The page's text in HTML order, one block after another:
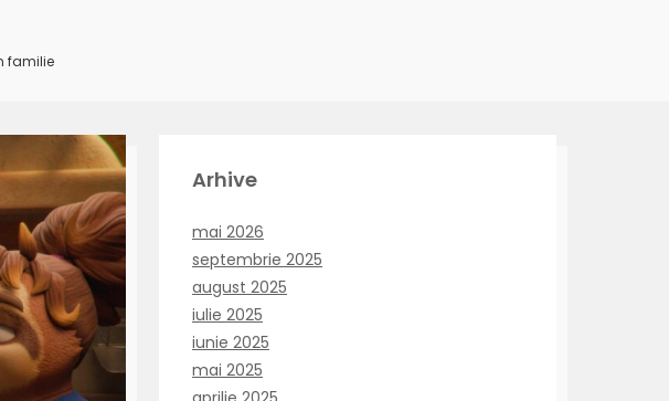
familie
Arhive
mai 2026
septembrie 2025
august 2025
iulie 2025
iunie 2025
mai 2025